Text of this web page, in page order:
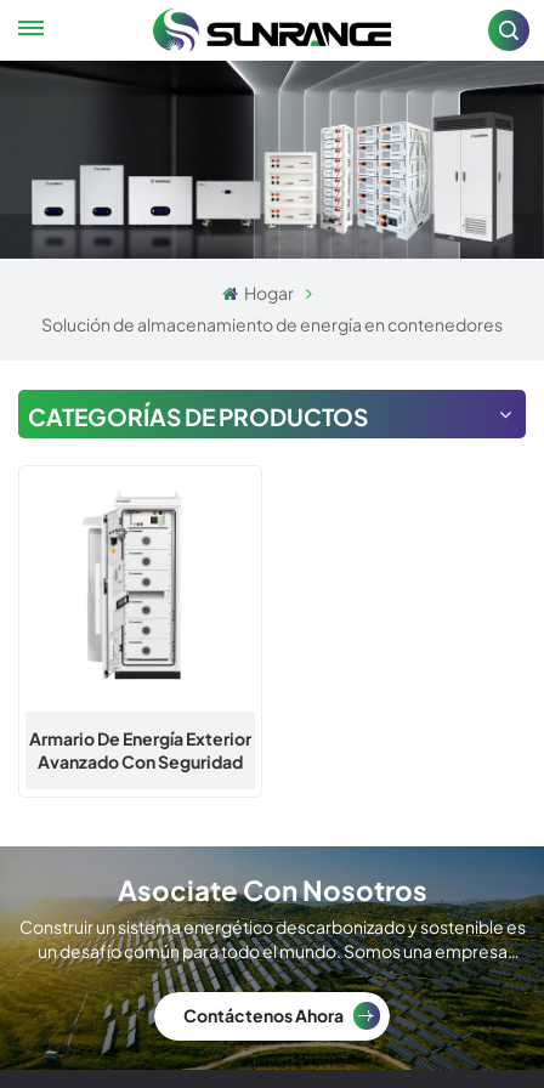
Hogar
Solución de almacenamiento de energía en contenedores
CATEGORÍAS DE PRODUCTOS
Armario De Energía Exterior
Avanzado Con Seguridad
Asociate Con Nosotros
Construir un sistema energético descarbonizado y sostenible es
un desafío común para todo el mundo. Somos una empresa
global de fabricación de módulos solares.
Contáctenos Ahora